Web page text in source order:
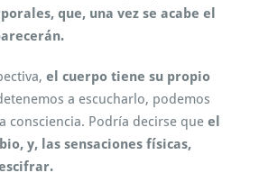
que, una vez se acabe el
el cuerpo tiene su propio
a escucharlo, podemos
consciencia. Podría decirse que el
y, las sensaciones físicas,